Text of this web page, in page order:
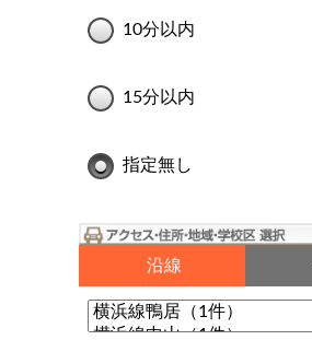
10分以内
15分以内
指定無し
沿線